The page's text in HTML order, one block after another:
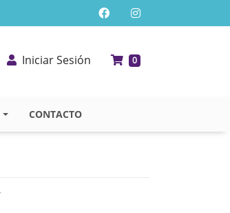
Iniciar Sesión 0
CONTACTO